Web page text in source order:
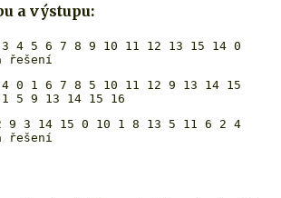
a výstupu:
4 5 6 7 8 9 10 11 12 13 15 14 0
0 1 6 7 8 5 10 11 12 9 13 14 15
9 3 14 15 0 10 1 8 13 5 11 6 2 4